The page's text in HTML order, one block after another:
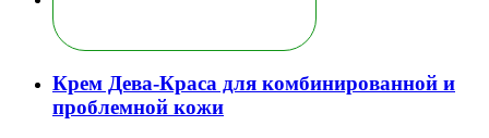
Крем Дева-Краса для комбинированной и
проблемной кожи